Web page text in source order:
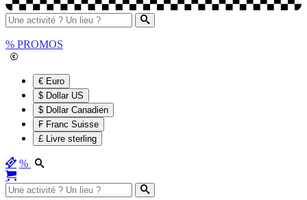
% PROMOS
€ Euro
$ Dollar US
$ Dollar Canadien
₣ Franc Suisse
£ Livre sterling
%